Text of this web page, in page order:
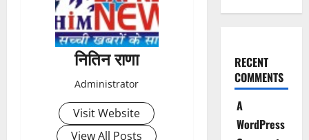
नितिन राणा
Administrator
Visit Website
View All Posts
RECENT
COMMENTS
A
WordPress